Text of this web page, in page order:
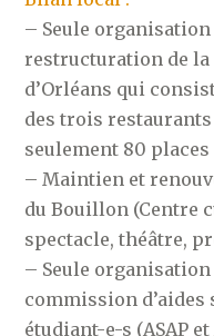
– Seule
restructuration de
d’Orléans qui
des trois
seulement 80
– Maintien et
du Bouillon (Centre
spectacle, théâtre,
– Seule
commission
étudiant-e-s (ASAP et